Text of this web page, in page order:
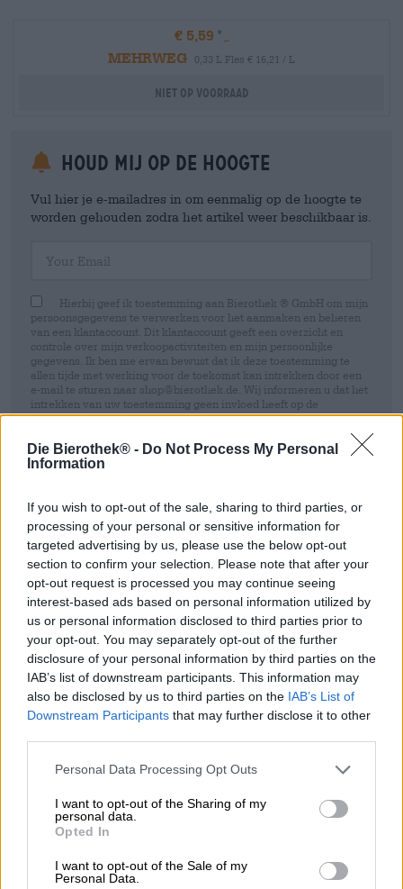
Die Bierothek® - Do Not Process My Personal
Information
If you wish to opt-out of the sale, sharing to third parties, or
processing of your personal or sensitive information for
targeted advertising by us, please use the below opt-out
section to confirm your selection. Please note that after your
opt-out request is processed you may continue seeing
interest-based ads based on personal information utilized by
us or personal information disclosed to third parties prior to
your opt-out. You may separately opt-out of the further
disclosure of your personal information by third parties on the
IAB’s list of downstream participants. This information may
also be disclosed by us to third parties on the IAB’s List of
Downstream Participants that may further disclose it to other
Personal Data Processing Opt Outs
I want to opt-out of the Sharing of my
personal data.
Opted In
I want to opt-out of the Sale of my
Personal Data.
€ 5,59
MEHRWEG
0,33 L Fles € 16,21 / L
Niet op voorraad
Houd mij op de hoogte
Vul hier je e-mailadres in om eenmalig op de hoogte te
worden gehouden zodra het artikel weer beschikbaar is.
Hierbij geef ik toestemming aan Bierothek ® GmbH om mijn
persoonsgegevens te verwerken voor het aanmaken en beheren
van een klantaccount. Dit klantaccount geeft een overzicht en
controle over mijn verkoopactiviteiten en mijn persoonlijke
gegevens. Ik ben me ervan bewust dat ik deze toestemming te
allen tijde met werking voor de toekomst kan intrekken door een
e-mail te sturen naar shop@bierothek.de. Wij informeren u dat het
intrekken van uw toestemming geen invloed heeft op de
rechtmatigheid van de verwerking die op basis van uw
toestemming is uitgevoerd tot het moment van intrekking. Meer
informatie vindt u in onze data protection statement
* Prijzen zijn inclusief wettelijke BTW. PlusScheepvaartplus
Deponeren € 0,25
* Prijzen zijn inclusief accijns
Omschrijving (0)
Probeer de Tropic & Phantasm van De Molen en bestel
snel en gemakkelijk online! De Bierothek® Snelle levering
✓ Divers aanbod ✓ eerlijke prijzen ✓
Heb je vragen over dit bier? Wij zijn er voor u.
shop@bierothek.de